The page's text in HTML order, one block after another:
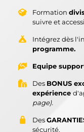
Formation
suivre et
Intégrez dès
programme.
Equipe
Des BONUS
expérience
page).
Des
sécurité.